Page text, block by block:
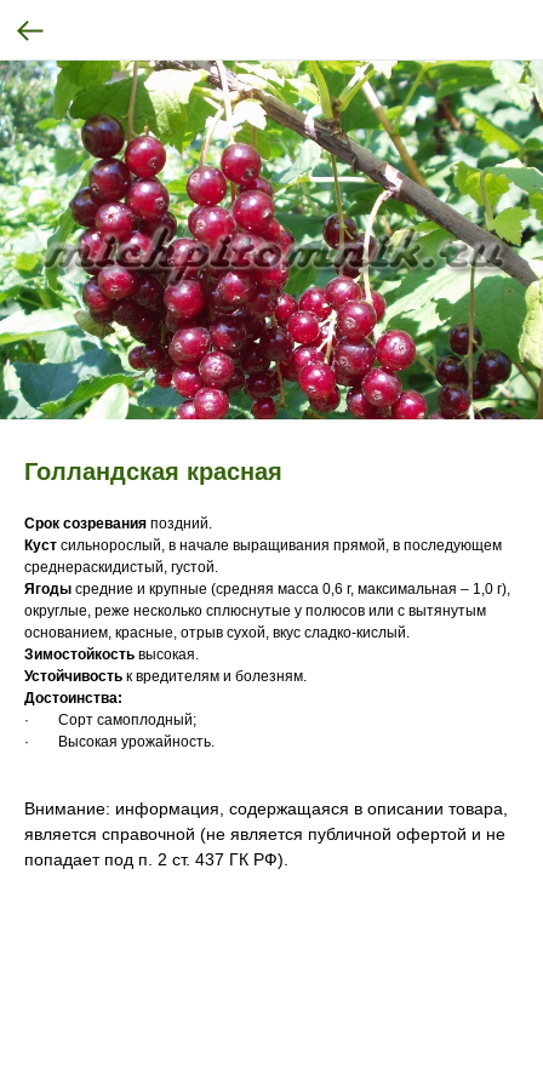
Голландская красная
Срок созревания поздний.
Куст сильнорослый, в начале выращивания прямой, в последующем
среднераскидистый, густой.
Ягоды средние и крупные (средняя масса 0,6 г, максимальная – 1,0 г),
округлые, реже несколько сплюснутые у полюсов или с вытянутым
основанием, красные, отрыв сухой, вкус сладко-кислый.
Зимостойкость высокая.
Устойчивость к вредителям и болезням.
Достоинства:
· Сорт самоплодный;
· Высокая урожайность.
Внимание: информация, содержащаяся в описании товара,
является справочной (не является публичной офертой и не
попадает под п. 2 ст. 437 ГК РФ).